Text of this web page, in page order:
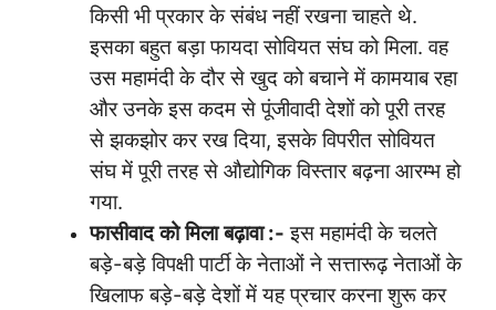
किसी भी प्रकार के संबंध नहीं रखना चाहते थे.
इसका बहुत बड़ा फायदा सोवियत संघ को मिला. वह
उस महामंदी के दौर से खुद को बचाने में कामयाब रहा
और उनके इस कदम से पूंजीवादी देशों को पूरी तरह
से झकझोर कर रख दिया, इसके विपरीत सोवियत
संघ में पूरी तरह से औद्योगिक विस्तार बढ़ना आरम्भ हो
गया.
फासीवाद को मिला बढ़ावा:- इस महामंदी के चलते
बड़े-बड़े विपक्षी पार्टी के नेताओं ने सत्तारूढ़ नेताओं के
खिलाफ बड़े-बड़े देशों में यह प्रचार करना शुरू कर